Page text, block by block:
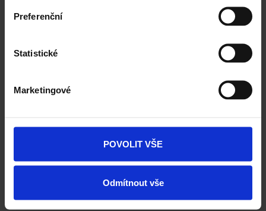
Preferenční
Statistické
Marketingové
POVOLIT VŠE
Odmítnout vše
Kalkulace střešní krytiny
Tondach ZDARMA